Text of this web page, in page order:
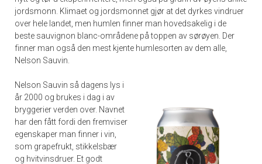
jordsmonn. Klimaet og jordsmonnet gjør at det dyrkes vindruer
over hele landet, men humlen finner man hovedsakelig i de
beste sauvignon blanc-områdene på toppen av sørøyen. Der
finner man også den mest kjente humlesorten av dem alle,
Nelson Sauvin.
Nelson Sauvin så dagens lys i
år 2000 og brukes i dag i av
bryggerier verden over. Navnet
har den fått fordi den fremviser
egenskaper man finner i vin,
som grapefrukt, stikkelsbær
og hvitvinsdruer. Et godt